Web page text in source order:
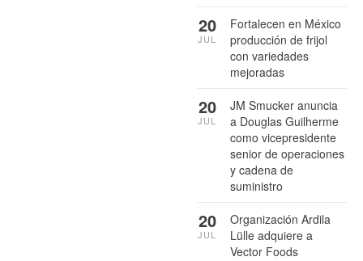
Fortalecen en México
producción de frijol
con variedades
mejoradas
20
JUL
JM Smucker anuncia
a Douglas Guilherme
como vicepresidente
senior de operaciones
y cadena de
suministro
20
JUL
Organización Ardila
Lülle adquiere a
Vector Foods
20
JUL